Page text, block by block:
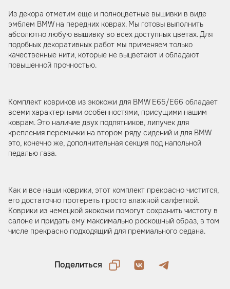
Из декора отметим еще и полноцветные вышивки в виде
эмблем BMW на передних коврах. Мы готовы выполнить
абсолютно любую вышивку во всех доступных цветах. Для
подобных декоративных работ мы применяем только
качественные нити, которые не выцветают и обладают
повышенной прочностью.
Комплект ковриков из экокожи для BMW E65/E66 обладает
всеми характерными особенностями, присущими нашим
коврам. Это наличие двух подпятников, липучек для
крепления перемычки на втором ряду сидений и для BMW
это, конечно же, дополнительная секция под напольной
педалью газа.
Как и все наши коврики, этот комплект прекрасно чистится,
его достаточно протереть просто влажной салфеткой.
Коврики из немецкой экокожи помогут сохранить чистоту в
салоне и придать ему максимально роскошный образ, в том
числе прекрасно подходящий для премиального седана.
Поделиться